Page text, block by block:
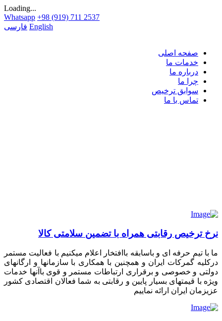
Loading...
Whatsapp +98 (919) 711 2537
فارسی English
صفحه اصلی
خدمات ما
درباره ما
چرا ما
سوابق ترخیص
تماس با ما
نرخ ترخیص رقابتی همراه با تضمین سلامتی کالا
ما با تیم حرفه ای و باسابقه باافتخار اعلام میکنیم با فعالیت مستمر
درکلیه گمرکات ایران و همچنین با همکاری با سازمانها و ارگانهای
دولتی و خصوصی و برقراری ارتباطات مستمر و قوی باآنها خدمات
ویژه با قیمتهای بسیار پایین و رقابتی به شما فعالان اقتصادی کشور
عزیزمان ایران ارائه نماییم